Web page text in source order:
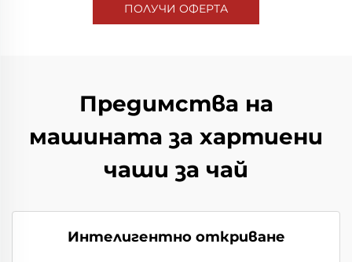
ПОЛУЧИ ОФЕРТА
Предимства на
машината за хартиени
чаши за чай
Интелигентно откриване